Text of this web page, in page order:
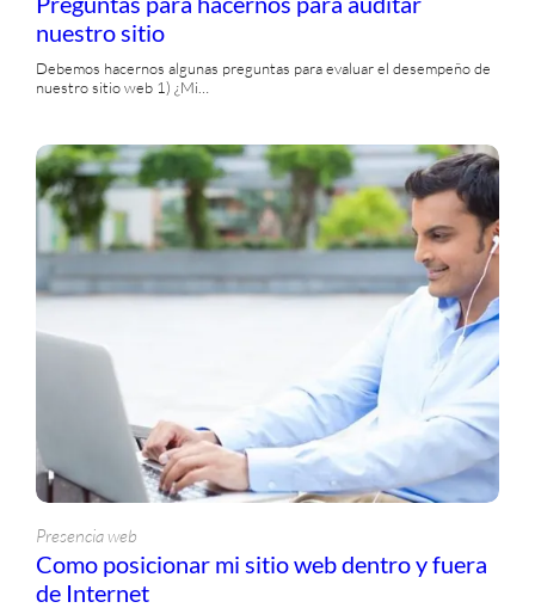
nuestro sitio
Debemos hacernos algunas preguntas para evaluar el desempeño de
nuestro sitio web 1) ¿Mi…
Presencia web
Como posicionar mi sitio web dentro y fuera
de Internet